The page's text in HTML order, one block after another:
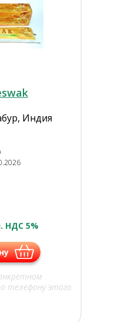
Индия
НДС 5%
телефону этого